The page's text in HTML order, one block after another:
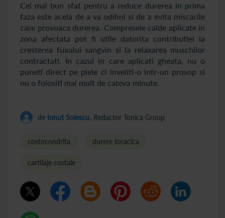
Cel mai bun sfat pentru a reduce durerea in prima
faza este acela de a va odihni si de a evita miscarile
care provoaca durerea. Compresele calde aplicate in
zona afectata pot fi utile datorita contributiei la
cresterea fuxului sangvin si la relaxarea muschilor
contractati. In cazul in care aplicati gheata, nu o
puneti direct pe piele ci inveliti-o intr-un prosop si
nu o folositi mai mult de cateva minute.
de Ionut Solescu, Redactor Tonica Group
costocondrita durere toracica
cartilaje costale